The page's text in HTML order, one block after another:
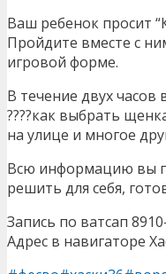
Ваш ребенок просит
Пройдите вместе с
игровой форме.
В течение двух часов
????как выбрать
на улице и многое
Всю информацию вы
решить для себя,
Запись по ватсап
Адрес в навигаторе